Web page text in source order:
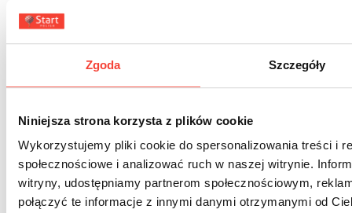
Zgoda Szczegóły
Niniejsza strona korzysta z plików cookie
Wykorzystujemy pliki cookie do spersonalizowania treści i
społecznościowe i analizować ruch w naszej witrynie.
witryny, udostępniamy partnerom społecznościowym,
połączyć te informacje z innymi danymi otrzymanymi od